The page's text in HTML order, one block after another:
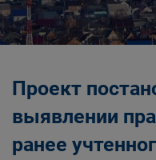
Проект
выявлении
ранее